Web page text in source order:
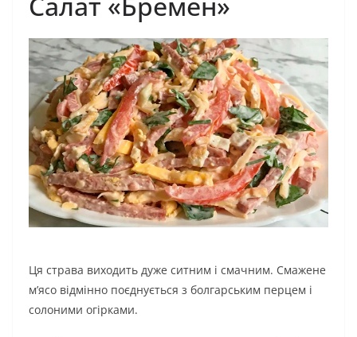
Ця страва виходить дуже ситним і смачним. Смажене
м’ясо відмінно поєднується з болгарським перцем і
солоними огірками.